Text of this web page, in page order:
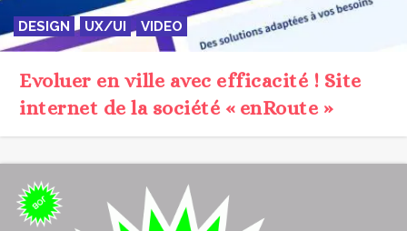
DESIGN UX/UI VIDEO
Evoluer en ville avec efficacité ! Site
internet de la société « enRoute »